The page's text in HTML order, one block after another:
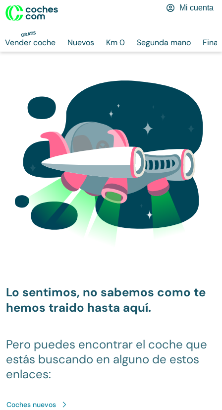
GRATIS
Vender coche Nuevos Km 0 Segunda mano
Mi cuenta
Lo sentimos, no sabemos como te
hemos traido hasta aquí.
Pero puedes encontrar el coche que
estás buscando en alguno de estos
enlaces:
Coches nuevos